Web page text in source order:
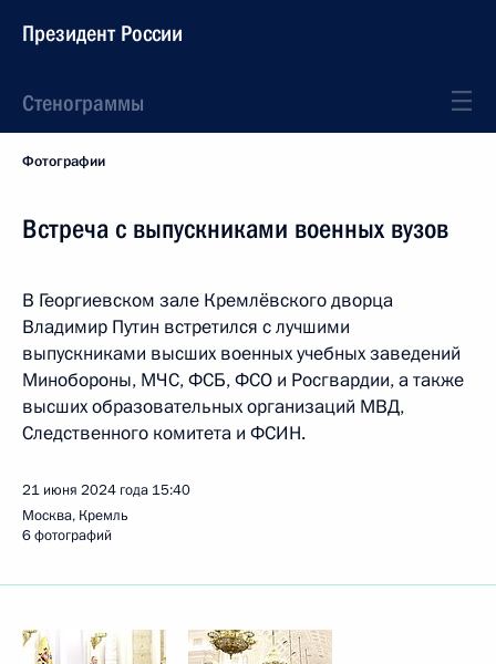
Президент России
Стенограммы
Фотографии
Встреча с выпускниками военных вузов
В Георгиевском зале Кремлёвского дворца
Владимир Путин встретился с лучшими
выпускниками высших военных учебных заведений
Минобороны, МЧС, ФСБ, ФСО и Росгвардии, а также
высших образовательных организаций МВД,
Следственного комитета и ФСИН.
21 июня 2024 года 15:40
Москва, Кремль
6 фотографий